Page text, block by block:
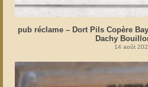
pub réclame – Dort Pils Copère
Dachy
14 août